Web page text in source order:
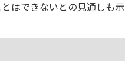
はできないとの見通しも示